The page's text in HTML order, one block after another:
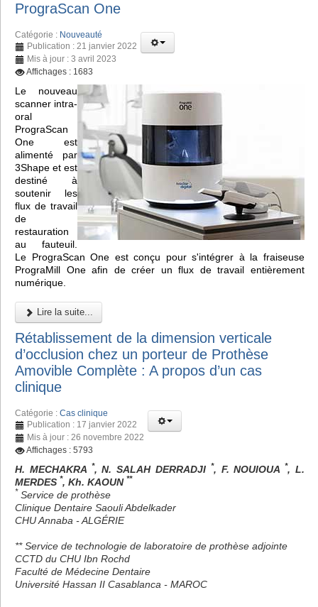
PrograScan One
Catégorie : Nouveauté
Publication : 21 janvier 2022
Mis à jour : 3 avril 2023
Affichages : 1683
Le nouveau
scanner intra-
oral
PrograScan
One est
alimenté par
3Shape et est
destiné à
soutenir les
flux de travail
de
restauration
au fauteuil.
Le PrograScan One est conçu pour s'intégrer à la fraiseuse
PrograMill One afin de créer un flux de travail entièrement
numérique.
Lire la suite...
Rétablissement de la dimension verticale
d’occlusion chez un porteur de Prothèse
Amovible Complète : A propos d’un cas
clinique
Catégorie : Cas clinique
Publication : 17 janvier 2022
Mis à jour : 26 novembre 2022
Affichages : 5793
H. MECHAKRA *, N. SALAH DERRADJI *, F. NOUIOUA *, L.
MERDES *, Kh. KAOUN **
* Service de prothèse
Clinique Dentaire Saouli Abdelkader
CHU Annaba - ALGÉRIE
** Service de technologie de laboratoire de prothèse adjointe
CCTD du CHU Ibn Rochd
Faculté de Médecine Dentaire
Université Hassan II Casablanca - MAROC